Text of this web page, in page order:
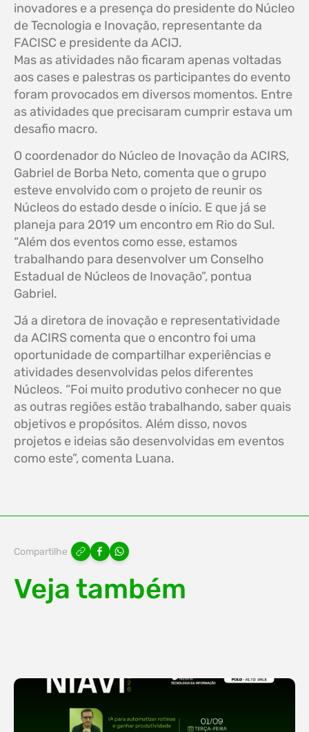
inovadores e a presença do presidente do Núcleo
de Tecnologia e Inovação, representante da
FACISC e presidente da ACIJ.
Mas as atividades não ficaram apenas voltadas
aos cases e palestras os participantes do evento
foram provocados em diversos momentos. Entre
as atividades que precisaram cumprir estava um
desafio macro.
O coordenador do Núcleo de Inovação da ACIRS,
Gabriel de Borba Neto, comenta que o grupo
esteve envolvido com o projeto de reunir os
Núcleos do estado desde o início. E que já se
planeja para 2019 um encontro em Rio do Sul.
“Além dos eventos como esse, estamos
trabalhando para desenvolver um Conselho
Estadual de Núcleos de Inovação”, pontua
Gabriel.
Já a diretora de inovação e representatividade
da ACIRS comenta que o encontro foi uma
oportunidade de compartilhar experiências e
atividades desenvolvidas pelos diferentes
Núcleos. “Foi muito produtivo conhecer no que
as outras regiões estão trabalhando, saber quais
objetivos e propósitos. Além disso, novos
projetos e ideias são desenvolvidas em eventos
como este”, comenta Luana.
Compartilhe
Veja também